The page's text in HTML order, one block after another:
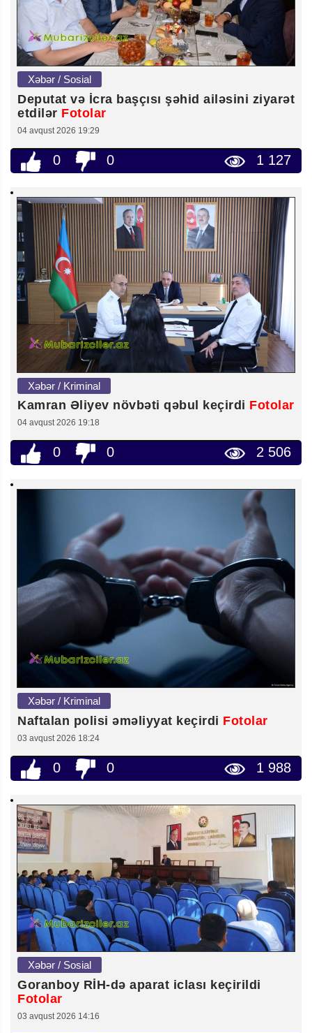
Xəbər / Sosial
Deputat və İcra başçısı şəhid ailəsini ziyarət
etdilər Fotolar
04 avqust 2026 19:29
0 0 1 127
Xəbər / Kriminal
Kamran Əliyev növbəti qəbul keçirdi Fotolar
04 avqust 2026 19:18
0 0 2 506
Xəbər / Kriminal
Naftalan polisi əməliyyat keçirdi Fotolar
03 avqust 2026 18:24
0 0 1 988
Xəbər / Sosial
Goranboy RİH-də aparat iclası keçirildi
Fotolar
03 avqust 2026 14:16